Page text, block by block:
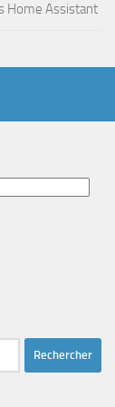
Home Assistant